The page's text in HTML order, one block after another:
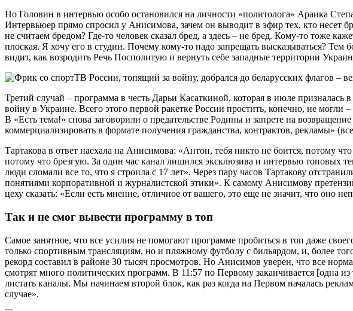
Но Головин в интервью особо остановился на личности «политолога» Араика
Интервьюер прямо спросил у Анисимова, зачем он выводит в эфир тех, кто
не считаем бредом? Где-то человек сказал бред, а здесь – не бред. Кому-то тоже
плоская. Я хочу его в студии. Почему кому-то надо запрещать высказываться?
видит, как возродить Речь Посполитую и вернуть себе западные территории
Третий случай – программа в честь Дарьи Касаткиной, которая в июле
войну в Украине. Всего этого первой ракетке России простить, конечно, не
В «Есть тема!» снова заговорили о предательстве Родины и запрете на
коммерциализировать в формате получения гражданства, контрактов, рекламы»
Тартакова в ответ наехала на Анисимова: «Антон, тебя никто не боится, потому
потому что брезгую. За один час канал лишился эксклюзива и интервью топовых
люди сломали все то, что я строила с 17 лет». Через пару часов Тартакову
понятиями корпоративной и журналистской этики». К самому Анисимову
цеху сказать: «Если есть мнение, отличное от вашего, это еще не значит, что оно
Так и не смог вывести программу в топ
Самое занятное, что все усилия не помогают программе пробиться в топ даже
только спортивным трансляциям, но и пляжному футболу с бильярдом, и, более
рекорд составил в районе 30 тысяч просмотров. Но Анисимов уверен, что все
смотрят много политических программ. В 11:57 по Первому заканчивается [одна
листать каналы. Мы начинаем второй блок, как раз когда на Первом началась
случае».